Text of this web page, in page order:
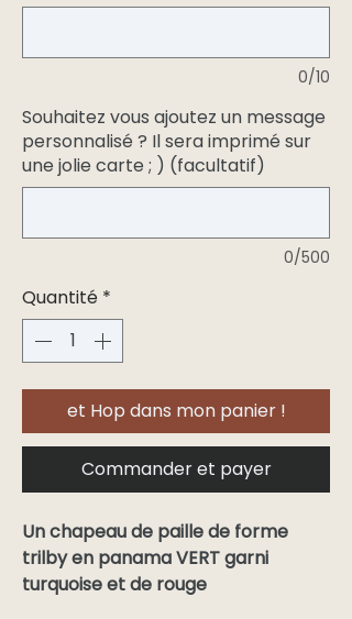
0/10
Souhaitez vous ajoutez un message
personnalisé ? Il sera imprimé sur
une jolie carte ; ) (facultatif)
0/500
Quantité *
et Hop dans mon panier !
Commander et payer
Un chapeau de paille de forme
trilby en panama VERT garni
turquoise et de rouge